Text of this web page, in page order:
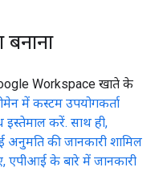
Workspace खाते के
में कस्टम उपयोगकर्ता
इस्तेमाल करें. साथ ही,
अनुमति की जानकारी शामिल
एपीआई के बारे में जानकारी